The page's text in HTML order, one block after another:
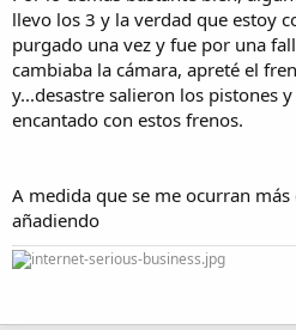
llevo los 3 y la verdad que estoy
purgado una vez y fue por una
cambiaba la cámara, apreté el
y...desastre salieron los pistones
encantado con estos frenos.
A medida que se me ocurran
añadiendo